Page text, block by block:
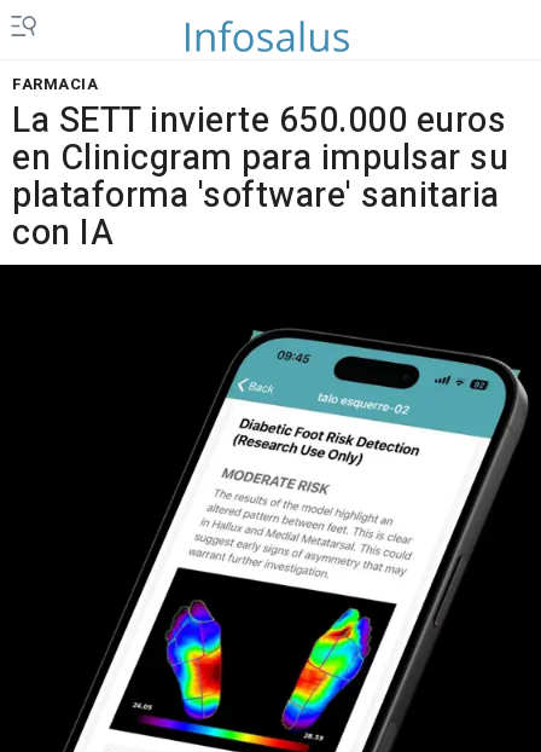
FARMACIA
La SETT invierte 650.000 euros
en Clinicgram para impulsar su
plataforma 'software' sanitaria
con IA